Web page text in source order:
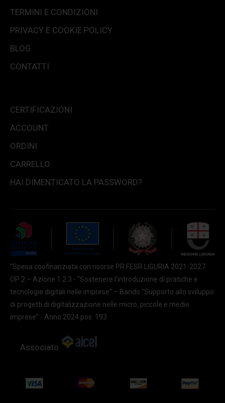
TERMINI E CONDIZIONI
PRIVACY E COOKIE POLICY
BLOG
CONTATTI
CERTIFICAZIONI
ACCOUNT
ORDINI
CARRELLO
HAI DIMENTICATO LA PASSWORD?
“Spesa coofinanziata con risorse PR FESR LIGURIA 2021-2027
OP 2 – Azione 1.2.3 - "Sostenere l'introduzione di pratiche e
tecnologie digitali nelle imprese” – Bando “Supporto allo sviluppo
di progetti di digitalizzazione nelle micro, piccole e medie
imprese” - Anno 2024 pos. 193
Associato